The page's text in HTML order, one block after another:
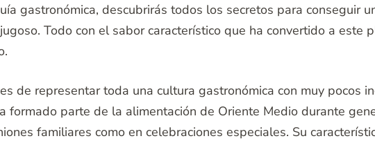
gastronómica, descubrirás todos los secretos para conseguir
Todo con el sabor característico que ha convertido a este
de representar toda una cultura gastronómica con muy pocos
formado parte de la alimentación de Oriente Medio durante
familiares como en celebraciones especiales. Su